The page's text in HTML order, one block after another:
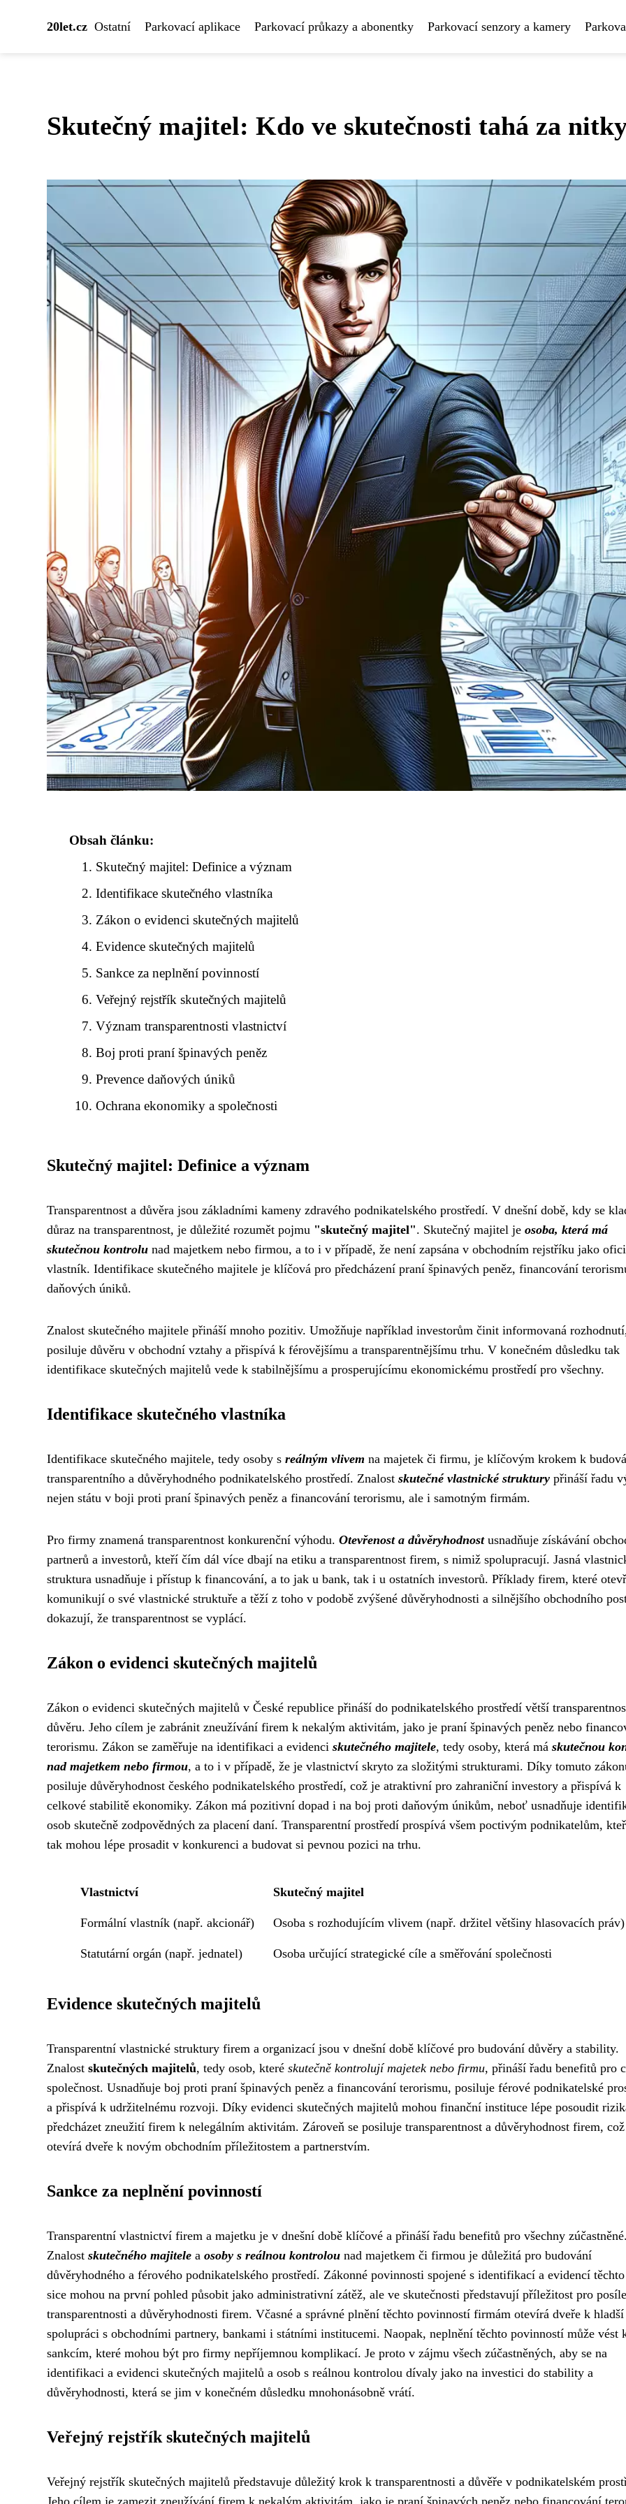
20let.cz Ostatní Parkovací aplikace Parkovací průkazy a abonentky Parkovací senzory a kamery
Skutečný majitel: Kdo ve skutečnosti tahá za
Obsah článku:
Skutečný majitel: Definice a význam
Identifikace skutečného vlastníka
Zákon o evidenci skutečných majitelů
Evidence skutečných majitelů
Sankce za neplnění povinností
Veřejný rejstřík skutečných majitelů
Význam transparentnosti vlastnictví
Boj proti praní špinavých peněz
Prevence daňových úniků
Ochrana ekonomiky a společnosti
Skutečný majitel: Definice a význam
Transparentnost a důvěra jsou základními kameny zdravého podnikatelského prostředí. V dnešní době, kdy se
důraz na transparentnost, je důležité rozumět pojmu "skutečný majitel". Skutečný majitel je osoba, která má
skutečnou kontrolu nad majetkem nebo firmou, a to i v případě, že není zapsána v obchodním rejstříku jako
vlastník. Identifikace skutečného majitele je klíčová pro předcházení praní špinavých peněz, financování
daňových úniků.
Znalost skutečného majitele přináší mnoho pozitiv. Umožňuje například investorům činit informovaná
posiluje důvěru v obchodní vztahy a přispívá k férovějšímu a transparentnějšímu trhu. V konečném důsledku tak
identifikace skutečných majitelů vede k stabilnějšímu a prosperujícímu ekonomickému prostředí pro všechny.
Identifikace skutečného vlastníka
Identifikace skutečného majitele, tedy osoby s reálným vlivem na majetek či firmu, je klíčovým krokem k
transparentního a důvěryhodného podnikatelského prostředí. Znalost skutečné vlastnické struktury přináší řadu
nejen státu v boji proti praní špinavých peněz a financování terorismu, ale i samotným firmám.
Pro firmy znamená transparentnost konkurenční výhodu. Otevřenost a důvěryhodnostusnadňuje získávání
partnerů a investorů, kteří čím dál více dbají na etiku a transparentnost firem, s nimiž spolupracují. Jasná
struktura usnadňuje i přístup k financování, a to jak u bank, tak i u ostatních investorů. Příklady firem, které
komunikují o své vlastnické struktuře a těží z toho v podobě zvýšené důvěryhodnosti a silnějšího obchodního
dokazují, že transparentnost se vyplácí.
Zákon o evidenci skutečných majitelů
Zákon o evidenci skutečných majitelů v České republice přináší do podnikatelského prostředí větší
důvěru. Jeho cílem je zabránit zneužívání firem k nekalým aktivitám, jako je praní špinavých peněz nebo
terorismu. Zákon se zaměřuje na identifikaci a evidenci skutečného majitele, tedy osoby, která má skutečnou
nad majetkem nebo firmou, a to i v případě, že je vlastnictví skryto za složitými strukturami. Díky tomuto
posiluje důvěryhodnost českého podnikatelského prostředí, což je atraktivní pro zahraniční investory a přispívá k
celkové stabilitě ekonomiky. Zákon má pozitivní dopad i na boj proti daňovým únikům, neboť usnadňuje
osob skutečně zodpovědných za placení daní. Transparentní prostředí prospívá všem poctivým podnikatelům,
tak mohou lépe prosadit v konkurenci a budovat si pevnou pozici na trhu.
Vlastnictví Skutečný majitel
Formální vlastník (např. akcionář) Osoba s rozhodujícím vlivem (např. držitel většiny hlasovacích práv)
Statutární orgán (např. jednatel) Osoba určující strategické cíle a směřování společnosti
Evidence skutečných majitelů
Transparentní vlastnické struktury firem a organizací jsou v dnešní době klíčové pro budování důvěry a stability.
Znalost skutečných majitelů, tedy osob, které skutečně kontrolují majetek nebo firmu, přináší řadu benefitů pro
společnost. Usnadňuje boj proti praní špinavých peněz a financování terorismu, posiluje férové podnikatelské
a přispívá k udržitelnému rozvoji. Díky evidenci skutečných majitelů mohou finanční instituce lépe posoudit
předcházet zneužití firem k nelegálním aktivitám. Zároveň se posiluje transparentnost a důvěryhodnost firem,
otevírá dveře k novým obchodním příležitostem a partnerstvím.
Sankce za neplnění povinností
Transparentní vlastnictví firem a majetku je v dnešní době klíčové a přináší řadu benefitů pro všechny zúčastněné.
Znalost skutečného majitele a osoby s reálnou kontrolou nad majetkem či firmou je důležitá pro budování
důvěryhodného a férového podnikatelského prostředí. Zákonné povinnosti spojené s identifikací a evidencí
sice mohou na první pohled působit jako administrativní zátěž, ale ve skutečnosti představují příležitost pro
transparentnosti a důvěryhodnosti firem. Včasné a správné plnění těchto povinností firmám otevírá dveře k hladší
spolupráci s obchodními partnery, bankami i státními institucemi. Naopak, neplnění těchto povinností může vést
sankcím, které mohou být pro firmy nepříjemnou komplikací. Je proto v zájmu všech zúčastněných, aby se na
identifikaci a evidenci skutečných majitelů a osob s reálnou kontrolou dívaly jako na investici do stability a
důvěryhodnosti, která se jim v konečném důsledku mnohonásobně vrátí.
Veřejný rejstřík skutečných majitelů
Veřejný rejstřík skutečných majitelů představuje důležitý krok k transparentnosti a důvěře v podnikatelském
Jeho cílem je zamezit zneužívání firem k nekalým aktivitám, jako je praní špinavých peněz nebo financování